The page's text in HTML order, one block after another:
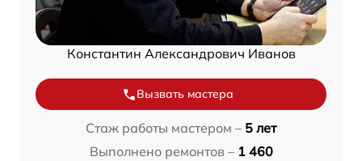
Константин Александрович Иванов
Вызвать мастера
Стаж работы мастером – 5 лет
Выполнено ремонтов – 1 460